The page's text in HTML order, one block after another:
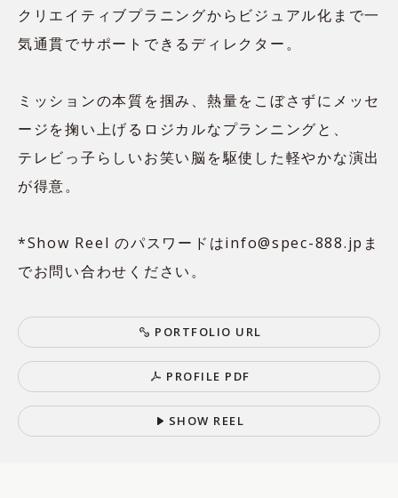
クリエイティブプラニングからビジュアル化まで一
気通貫でサポートできるディレクター。
ミッションの本質を掴み、熱量をこぼさずにメッセ
ージを掬い上げるロジカルなプランニングと、
テレビっ子らしいお笑い脳を駆使した軽やかな演出
が得意。
*Show Reel のパスワードはinfo@spec-888.jpま
でお問い合わせください。
P ORTFOLIO U RL
P ROFI LE P DF
SH OW REEL